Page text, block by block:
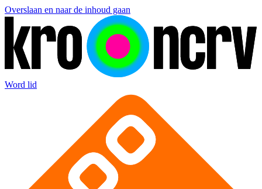
Overslaan en naar de inhoud gaan
Word lid